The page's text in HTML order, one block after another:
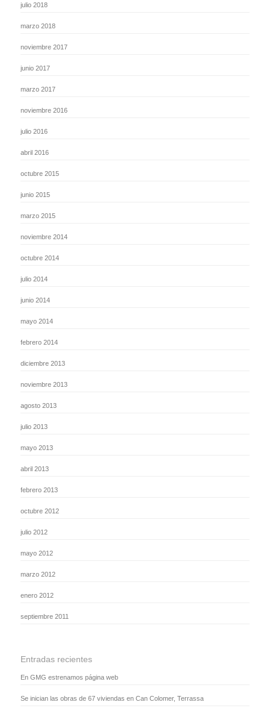
julio 2018
marzo 2018
noviembre 2017
junio 2017
marzo 2017
noviembre 2016
julio 2016
abril 2016
octubre 2015
junio 2015
marzo 2015
noviembre 2014
octubre 2014
julio 2014
junio 2014
mayo 2014
febrero 2014
diciembre 2013
noviembre 2013
agosto 2013
julio 2013
mayo 2013
abril 2013
febrero 2013
octubre 2012
julio 2012
mayo 2012
marzo 2012
enero 2012
septiembre 2011
Entradas recientes
En GMG estrenamos página web
Se inician las obras de 67 viviendas en Can Colomer, Terrassa